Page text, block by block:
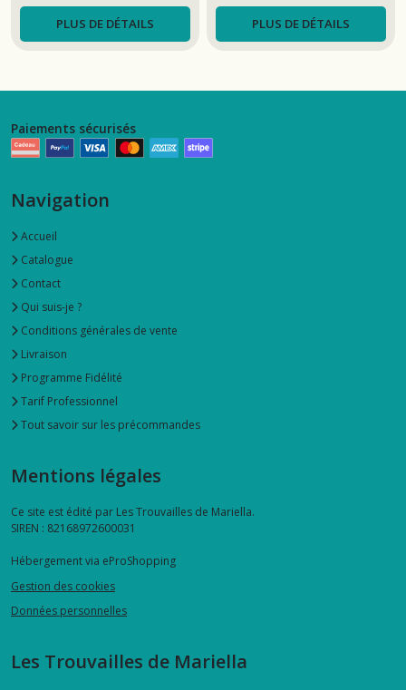
PLUS DE DÉTAILS PLUS DE DÉTAILS
Paiements sécurisés
Navigation
Accueil
Catalogue
Contact
Qui suis-je ?
Conditions générales de vente
Livraison
Programme Fidélité
Tarif Professionnel
Tout savoir sur les précommandes
Mentions légales
Ce site est édité par Les Trouvailles de Mariella.
SIREN : 82168972600031
Hébergement via eProShopping
Gestion des cookies
Données personnelles
Les Trouvailles de Mariella